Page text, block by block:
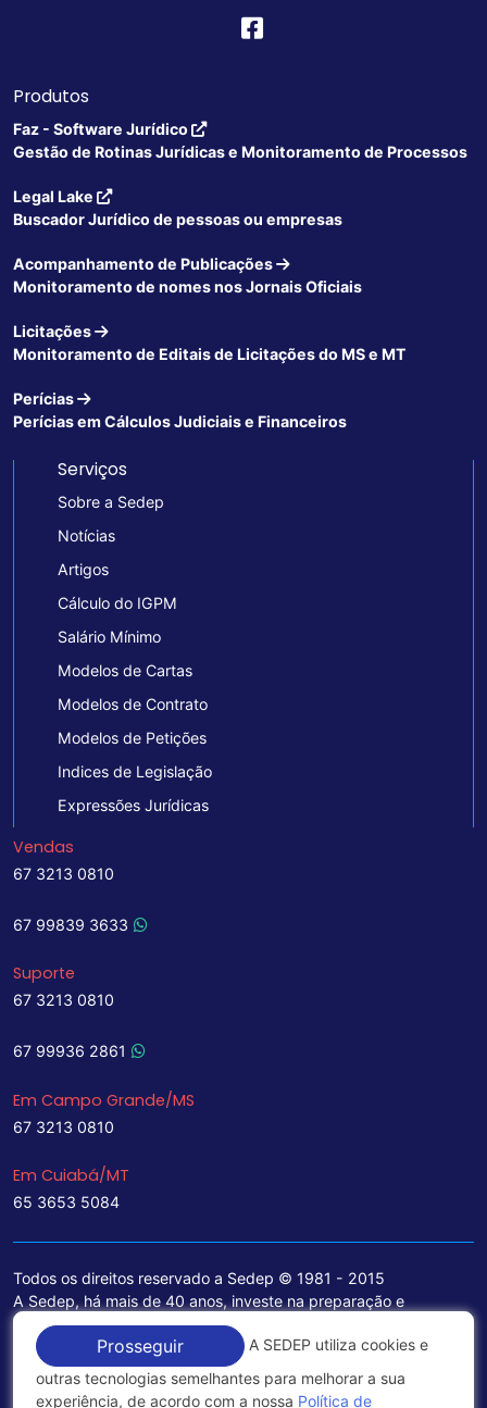
Produtos
Faz - Software Jurídico
Gestão de Rotinas Jurídicas e Monitoramento de Processos
Legal Lake
Buscador Jurídico de pessoas ou empresas
Acompanhamento de Publicações
Monitoramento de nomes nos Jornais Oficiais
Licitações
Monitoramento de Editais de Licitações do MS e MT
Perícias
Perícias em Cálculos Judiciais e Financeiros
Serviços
Sobre a Sedep
Notícias
Artigos
Cálculo do IGPM
Salário Mínimo
Modelos de Cartas
Modelos de Contrato
Modelos de Petições
Indices de Legislação
Expressões Jurídicas
Vendas
67 3213 0810
67 99839 3633
Suporte
67 3213 0810
67 99936 2861
Em Campo Grande/MS
67 3213 0810
Em Cuiabá/MT
65 3653 5084
Todos os direitos reservado a Sedep © 1981 - 2015
A Sedep, há mais de 40 anos, investe na preparação e
treinamento de funcionários e na aquisição de tecnologia de
ponta para a ampliação de seu portfólio de serviços voltados
para a área jurídica, que contemplam informações seguras e
excelentes soluções empresariais.
Prosseguir
A SEDEP utiliza cookies e
outras tecnologias semelhantes para melhorar a sua
experiência, de acordo com a nossa Política de